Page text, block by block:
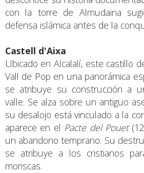
con la torre de Almudaina
defensa islámica antes de la
Castell d'Aixa
Ubicado en Alcalalí, este castillo
Vall de Pop en una panorámica
se atribuye su construcción a
valle. Se alza sobre un antiguo
su desalojo está vinculado a la
aparece en el Pacte del Pouet
un abandono temprano. Su
se atribuye a los cristianos
moriscas.